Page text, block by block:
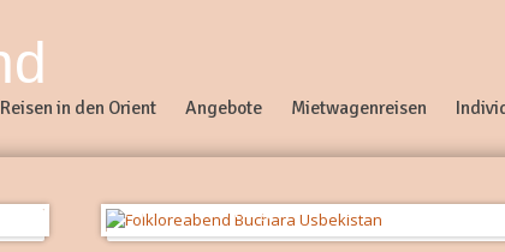
Reisen in den Orient Angebote Mietwagenreisen
Folklorevorführung